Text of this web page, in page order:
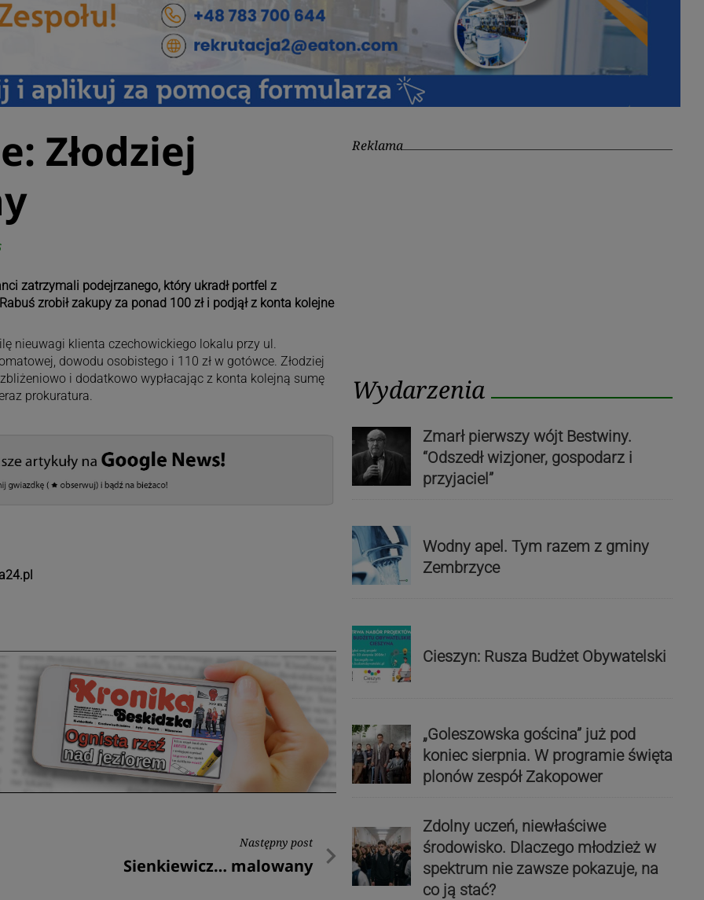
Złodziej
zatrzymali podejrzanego, który ukradł portfel z
zrobił zakupy za ponad 100 zł i podjął z konta kolejne
nieuwagi klienta czechowickiego lokalu przy ul.
dowodu osobistego i 110 zł w gotówce. Złodziej
i dodatkowo wypłacając z konta kolejną sumę
prokuratura.
Następny post
Następny
Sienkiewicz… malowany
Reklama
Wydarzenia
Zmarł pierwszy wójt Bestwiny.
“Odszedł wizjoner, gospodarz i
przyjaciel”
Wodny apel. Tym razem z gminy
Zembrzyce
Cieszyn: Rusza Budżet Obywatelski
„Goleszowska gościna” już pod
koniec sierpnia. W programie święta
plonów zespół Zakopower
Zdolny uczeń, niewłaściwe
środowisko. Dlaczego młodzież w
spektrum nie zawsze pokazuje, na
co ją stać?